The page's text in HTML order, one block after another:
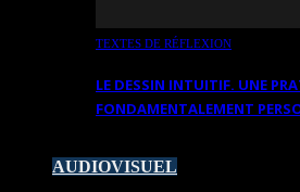
TEXTES DE RÉFLEXION
LE DESSIN INTUITIF. UNE
FONDAMENTALEMENT
AUDIOVISUEL